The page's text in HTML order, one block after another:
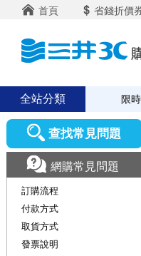
首頁 省錢折價
全站分類 限
查找常見問題
網購常見問題
訂購流程
付款方式
取貨方式
發票說明